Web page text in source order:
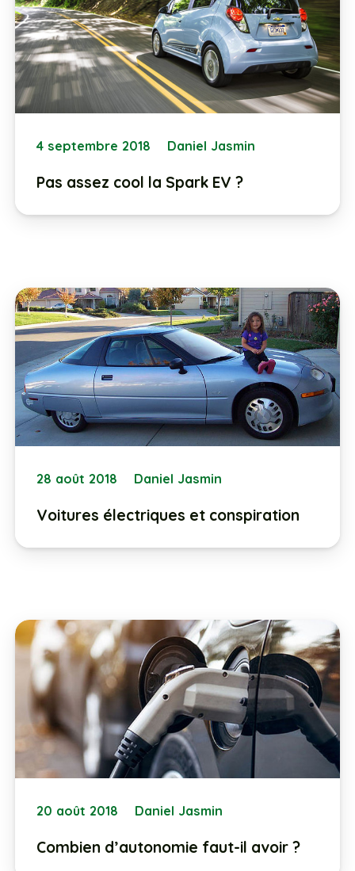
4 septembre 2018 Daniel Jasmin
Pas assez cool la Spark EV ?
28 août 2018 Daniel Jasmin
Voitures électriques et conspiration
20 août 2018 Daniel Jasmin
Combien d’autonomie faut-il avoir ?